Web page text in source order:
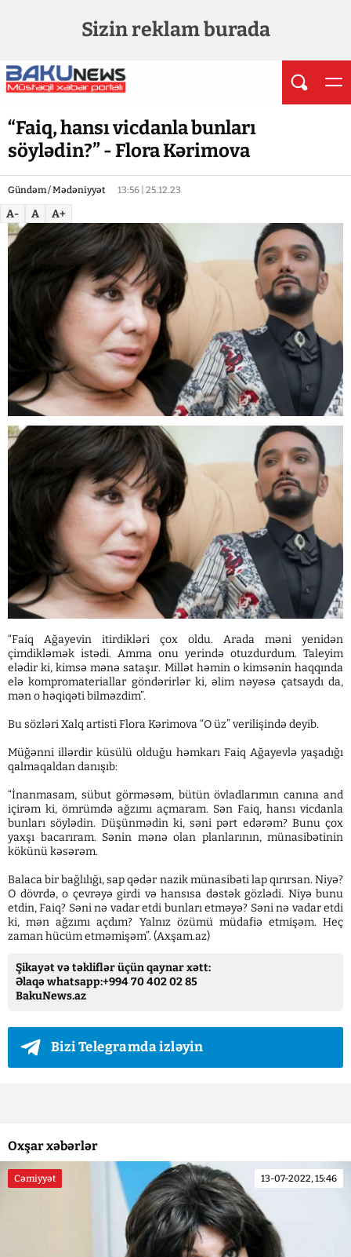
Sizin reklam burada
“Faiq, hansı vicdanla bunları
söylədin?” - Flora Kərimova
Gündəm / Mədəniyyət 13:56 | 25.12.23
A- A A+
“Faiq Ağayevin itirdikləri çox oldu. Arada məni yenidən
çimdikləmək istədi. Amma onu yerində otuzdurdum. Taleyim
elədir ki, kimsə mənə sataşır. Millət həmin o kimsənin haqqında
elə kompromateriallar göndərirlər ki, əlim nəyəsə çatsaydı da,
mən o həqiqəti bilməzdim”.
Bu sözləri Xalq artisti Flora Kərimova “O üz” verilişində deyib.
Müğənni illərdir küsülü olduğu həmkarı Faiq Ağayevlə yaşadığı
qalmaqaldan danışıb:
“İnanmasam, sübut görməsəm, bütün övladlarımın canına and
içirəm ki, ömrümdə ağzımı açmaram. Sən Faiq, hansı vicdanla
bunları söylədin. Düşünmədin ki, səni pərt edərəm? Bunu çox
yaxşı bacarıram. Sənin mənə olan planlarının, münasibətinin
kökünü kəsərəm.
Balaca bir bağlılığı, sap qədər nazik münasibəti lap qırırsan. Niyə?
O dövrdə, o çevrəyə girdi və hansısa dəstək gözlədi. Niyə bunu
etdin, Faiq? Səni nə vadar etdi bunları etməyə? Səni nə vadar etdi
ki, mən ağzımı açdım? Yalnız özümü müdafiə etmişəm. Heç
zaman hücüm etməmişəm”. (Axşam.az)
Şikayət və təkliflər üçün qaynar xətt:
Əlaqə whatsapp:+994 70 402 02 85
BakuNews.az
Bizi Telegramda izləyin
Oxşar xəbərlər
Cəmiyyət 13-07-2022, 15:46